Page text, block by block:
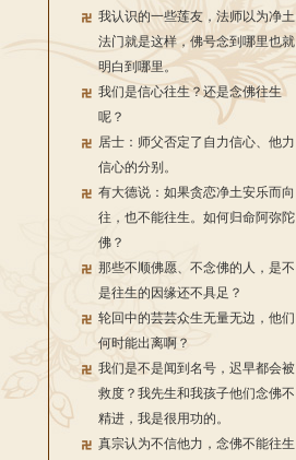
我认识的一些莲友，法师以为净土
法门就是这样，佛号念到哪里也就
明白到哪里。
我们是信心往生？还是念佛往生
呢？
居士：师父否定了自力信心、他力
信心的分别。
有大德说：如果贪恋净土安乐而向
往，也不能往生。如何归命阿弥陀
佛？
那些不顺佛愿、不念佛的人，是不
是往生的因缘还不具足？
轮回中的芸芸众生无量无边，他们
何时能出离啊？
我们是不是闻到名号，迟早都会被
救度？我先生和我孩子他们念佛不
精进，我是很用功的。
真宗认为不信他力，念佛不能往生